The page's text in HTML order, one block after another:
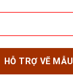
HỖ TRỢ VẼ MẪU